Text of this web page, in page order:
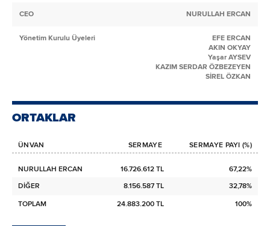
CEO NURULLAH ERCAN
Yönetim Kurulu Üyeleri
EFE ERCAN
AKIN OKYAY
Yaşar AYSEV
KAZIM SERDAR ÖZBEZEYEN
SİREL ÖZKAN
ORTAKLAR
ÜNVAN SERMAYE SERMAYE PAYI (%)
NURULLAH ERCAN 16.726.612 TL
67,22%
DİĞER
8.156.587 TL
32,78%
TOPLAM
24.883.200 TL 100%